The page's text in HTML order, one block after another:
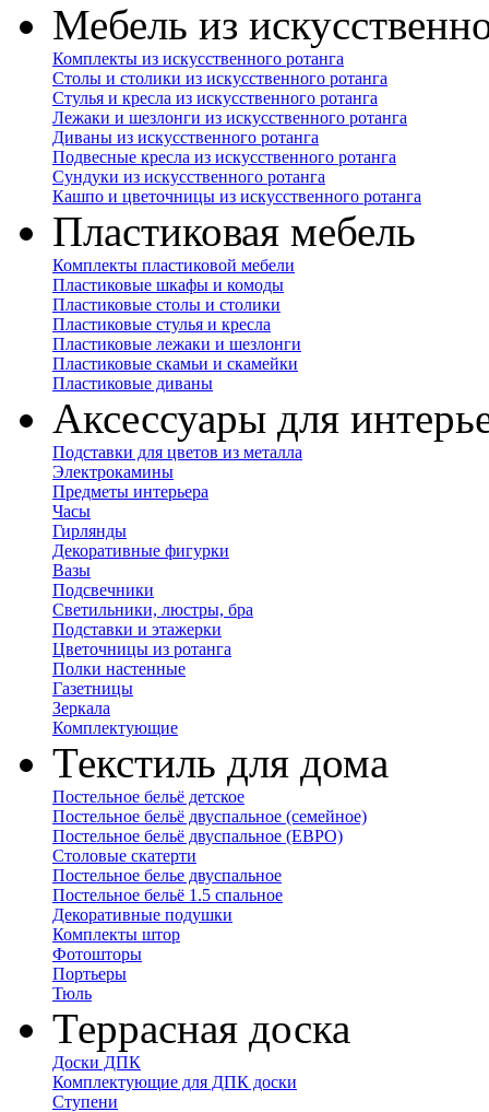
Мебель из
Комплекты из искусственного ротанга
Столы и столики из искусственного ротанга
Стулья и кресла из искусственного ротанга
Лежаки и шезлонги из искусственного ротанга
Диваны из искусственного ротанга
Подвесные кресла из искусственного ротанга
Сундуки из искусственного ротанга
Кашпо и цветочницы из искусственного ротанга
Пластиковая мебель
Комплекты пластиковой мебели
Пластиковые шкафы и комоды
Пластиковые столы и столики
Пластиковые стулья и кресла
Пластиковые лежаки и шезлонги
Пластиковые скамьи и скамейки
Пластиковые диваны
Аксессуары для
Подставки для цветов из металла
Электрокамины
Предметы интерьера
Часы
Гирлянды
Декоративные фигурки
Вазы
Подсвечники
Светильники, люстры, бра
Подставки и этажерки
Цветочницы из ротанга
Полки настенные
Газетницы
Зеркала
Комплектующие
Текстиль для дома
Постельное бельё детское
Постельное бельё двуспальное (семейное)
Постельное бельё двуспальное (ЕВРО)
Столовые скатерти
Постельное белье двуспальное
Постельное бельё 1.5 спальное
Декоративные подушки
Комплекты штор
Фотошторы
Портьеры
Тюль
Террасная доска
Доски ДПК
Комплектующие для ДПК доски
Ступени